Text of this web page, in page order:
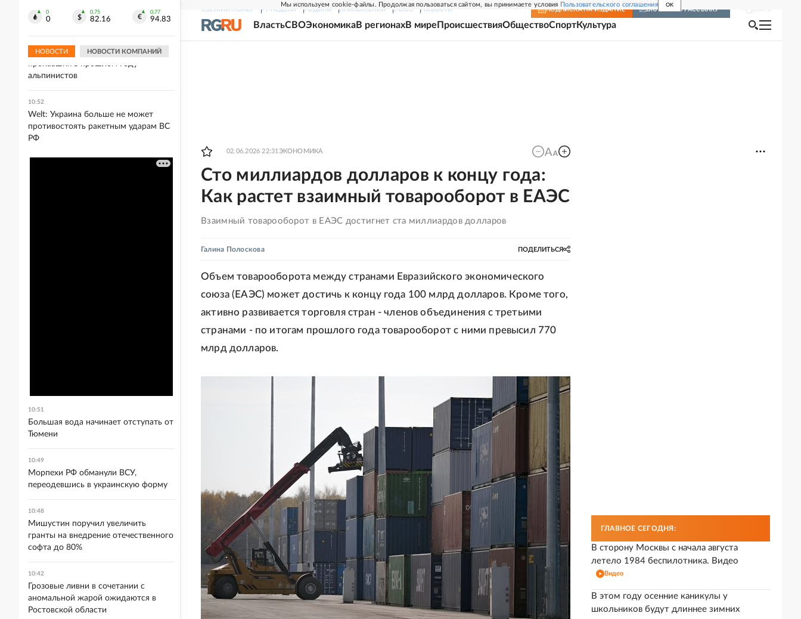
Мы используем cookie-файлы. Продолжая пользоваться сайтом, вы принимаете условия Пользовательского соглашения OK
СВЕЖИЙ НОМЕР РГ-НЕДЕЛЯ РОДИНА ПРИЛОЖЕНИЯ СОЮЗ НОВОСТИ ПОДПИСКА НА ИЗДАНИЕ ВКЛЮЧИТЬ РАССЫЛКУ
ВластьСВОЭкономикаВ регионахВ мире ПроисшествияОбществоСпортКультура
02.06.2026 22:31 ЭКОНОМИКА
Сто миллиардов долларов к концу года:
Как растет взаимный товарооборот в ЕАЭС
Взаимный товарооборот в ЕАЭС достигнет ста миллиардов долларов
Галина Полоскова ПОДЕЛИТЬСЯ
Объем товарооборота между странами Евразийского экономического
союза (ЕАЭС) может достичь к концу года 100 млрд долларов. Кроме того,
активно развивается торговля стран - членов объединения с третьими
странами - по итогам прошлого года товарооборот с ними превысил 770
млрд долларов.
ГЛАВНОЕ СЕГОДНЯ:
В сторону Москвы с начала августа
летело 1984 беспилотника. Видео
Видео
В этом году осенние каникулы у
школьников будут длиннее зимних
0
0
0.75
82.16
0.77
94.83
НОВОСТИ НОВОСТИ КОМПАНИЙ
скейтбординг с флагом и гимном
В Непале обнаружили пять тел
пропавших в прошлом году
альпинистов
10:52
Welt: Украина больше не может
противостоять ракетным ударам ВС
РФ
10:51
Большая вода начинает отступать от
Тюмени
10:49
Морпехи РФ обманули ВСУ,
переодевшись в украинскую форму
10:48
Мишустин поручил увеличить
гранты на внедрение отечественного
софта до 80%
10:42
Грозовые ливни в сочетании с
аномальной жарой ожидаются в
Ростовской области